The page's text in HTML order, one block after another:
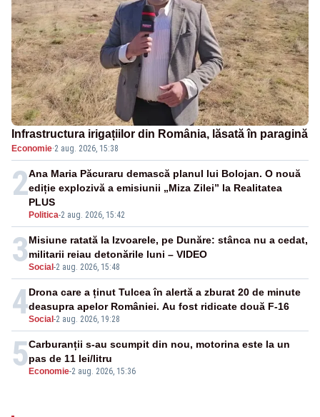
Infrastructura irigațiilor din România, lăsată în paragină
Economie·2 aug. 2026, 15:38
2
Politica-2 aug. 2026, 15:42
Ana Maria Păcuraru demască planul lui Bolojan. O nouă
ediție explozivă a emisiunii „Miza Zilei” la Realitatea
PLUS
3Social -2 aug. 2026, 15:48
Misiune ratată la Izvoarele, pe Dunăre: stânca nu a cedat,
militarii reiau detonările luni – VIDEO
4Social -2 aug. 2026, 19:28
Drona care a ținut Tulcea în alertă a zburat 20 de minute
deasupra apelor României. Au fost ridicate două F-16
5 Economie-2 aug. 2026, 15:36
Carburanții s-au scumpit din nou, motorina este la un
pas de 11 lei/litru